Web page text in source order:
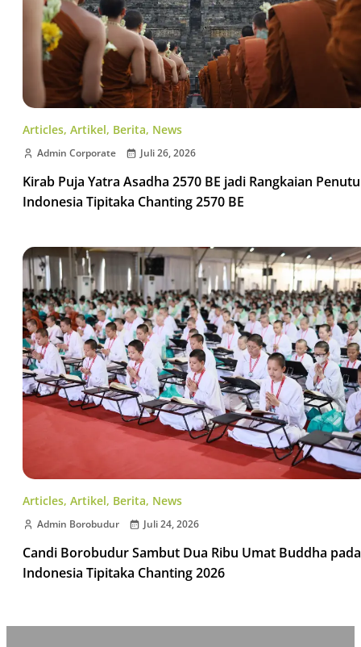
Articles, Artikel, Berita, News
Admin Corporate Juli 26, 2026
Kirab Puja Yatra Asadha 2570 BE jadi Rangkaian
Indonesia Tipitaka Chanting 2570 BE
Articles, Artikel, Berita, News
Admin Borobudur Juli 24, 2026
Candi Borobudur Sambut Dua Ribu Umat Buddha pada
Indonesia Tipitaka Chanting 2026